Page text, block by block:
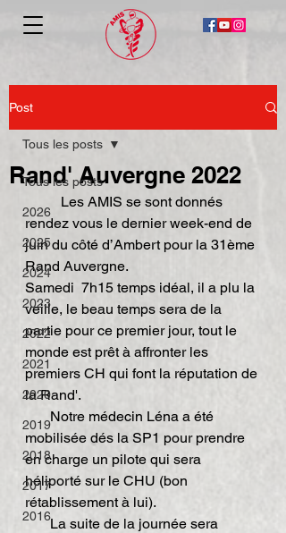
Post
Tous les posts
2026
2025
2024
2023
2022
2021
2020
2019
2018
2017
2016
Tous les posts
Rand' Auvergne 2022
rendez vous le dernier week-end de
juin du côté d’Ambert pour la 31ème
Rand Auvergne.
Samedi  7h15 temps idéal, il a plu la
veille, le beau temps sera de la
partie pour ce premier jour, tout le
monde est prêt à affronter les
premiers CH qui font la réputation de
la Rand'.
       Notre médecin Léna a été
mobilisée dés la SP1 pour prendre
en charge un pilote qui sera
héliporté sur le CHU (bon
rétablissement à lui).
       La suite de la journée sera